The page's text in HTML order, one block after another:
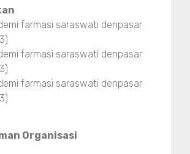
farmasi saraswati denpasar
farmasi saraswati denpasar
farmasi saraswati denpasar
Organisasi